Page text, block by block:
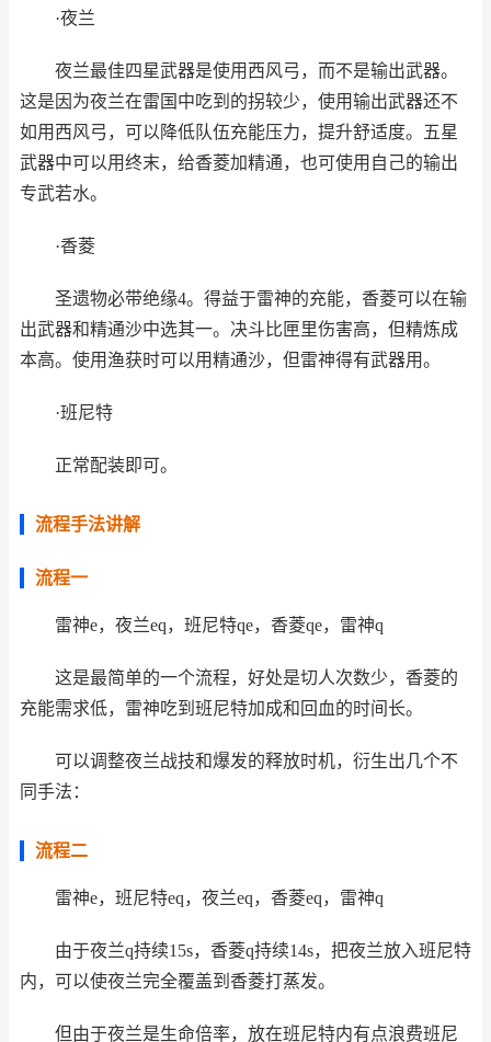
·夜兰
夜兰最佳四星武器是使用西风弓，而不是输出武器。
这是因为夜兰在雷国中吃到的拐较少，使用输出武器还不
如用西风弓，可以降低队伍充能压力，提升舒适度。五星
武器中可以用终末，给香菱加精通，也可使用自己的输出
专武若水。
·香菱
圣遗物必带绝缘4。得益于雷神的充能，香菱可以在输
出武器和精通沙中选其一。决斗比匣里伤害高，但精炼成
本高。使用渔获时可以用精通沙，但雷神得有武器用。
·班尼特
正常配装即可。
流程手法讲解
流程一
雷神e，夜兰eq，班尼特qe，香菱qe，雷神q
这是最简单的一个流程，好处是切人次数少，香菱的
充能需求低，雷神吃到班尼特加成和回血的时间长。
可以调整夜兰战技和爆发的释放时机，衍生出几个不
同手法：
流程二
雷神e，班尼特eq，夜兰eq，香菱eq，雷神q
由于夜兰q持续15s，香菱q持续14s，把夜兰放入班尼特
内，可以使夜兰完全覆盖到香菱打蒸发。
但由于夜兰是生命倍率，放在班尼特内有点浪费班尼